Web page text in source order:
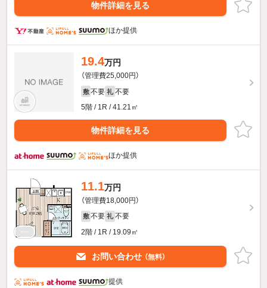
物件詳細を見る
ほか提供
19.4万円
（管理費25,000円）
敷 不要 礼 不要
5階 / 1R / 41.21㎡
物件詳細を見る
ほか提供
11.1万円
（管理費18,000円）
敷 不要 礼 不要
2階 / 1R / 19.09㎡
お問い合わせ （無料）
提供